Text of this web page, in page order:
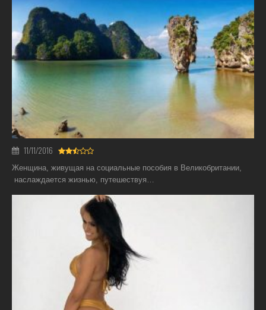
11/11/2016
Женщина, живущая на социальные пособия в Великобритании,
наслаждается жизнью, путешествуя…